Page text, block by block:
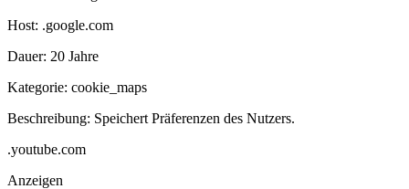
Host: .google.com
Dauer: 20 Jahre
Kategorie: cookie_maps
Beschreibung: Speichert Präferenzen des Nutzers.
.youtube.com
Anzeigen